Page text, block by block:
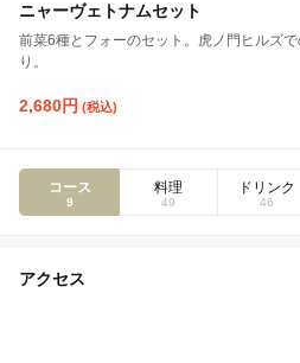
ニャーヴェトナムセット
前菜6種とフォーのセット。虎ノ門ヒルズ
り。
2,680円 (税込)
コース
9
料理
49
ドリンク
46
アクセス